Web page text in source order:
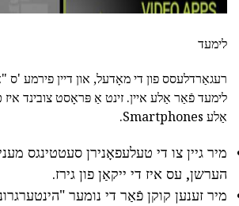
לימעד
רעגאַרדלעסס פון די מאָדעל, און דיין פירמע 'ס
לימעד פֿאַר אַלע איין. זינט אַ פּראָסט צובינד איז
אַלע Smartphones.
מיר גיין צו די טעלעפאָנירן סעטטינגס
הערשן, עס איז די ייקאַן פון גירז.
מיר זענען קוקן פֿאַר די נומער